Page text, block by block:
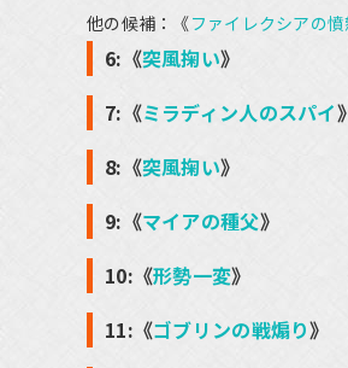
他の候補：《ファイレクシアの
6:《突風掬い》
7:《ミラディン人のスパイ》
8:《突風掬い》
9:《マイアの種父》
10:《形勢一変》
11:《ゴブリンの戦煽り》